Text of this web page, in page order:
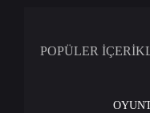
POPÜLER
OYUN